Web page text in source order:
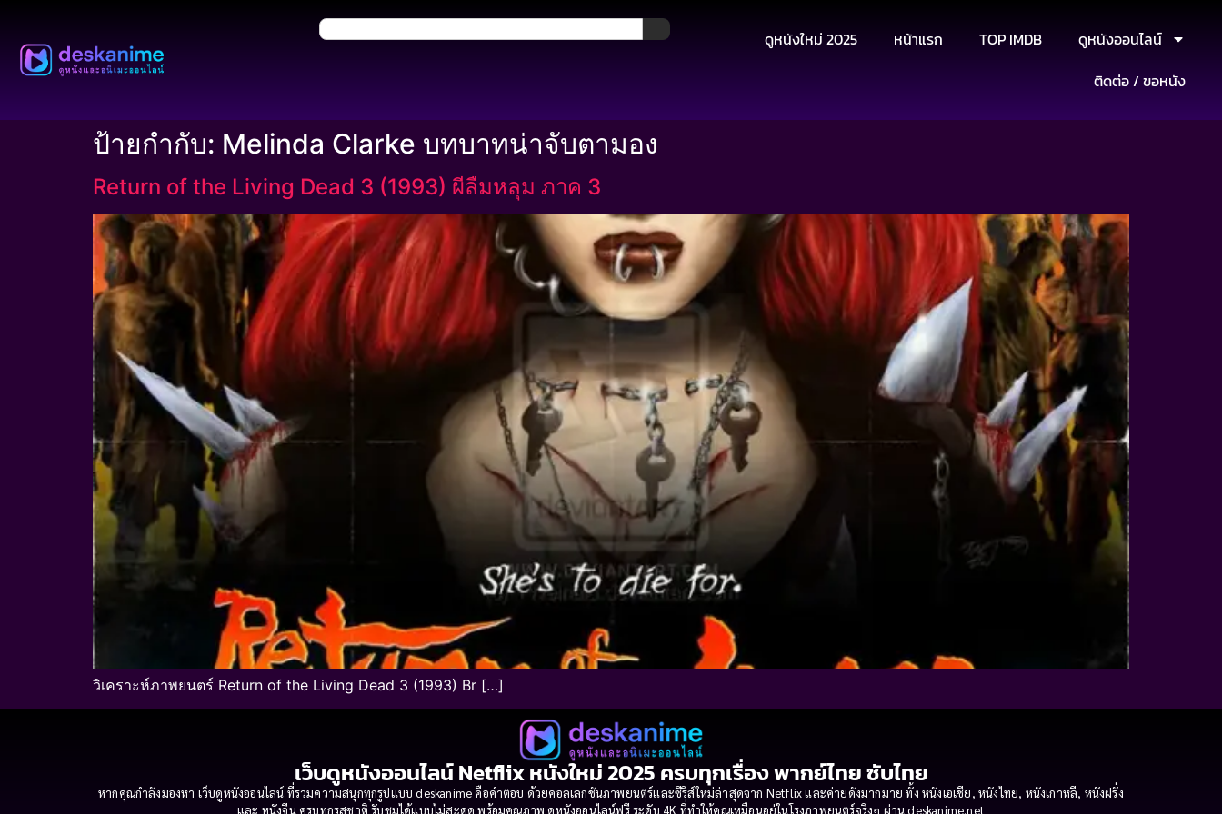
ดูหนังใหม่ 2025 หน้าแรก TOP IMDB
ดูหนังออนไลน์
ติดต่อ / ขอหนัง
ป้ายกำกับ: Melinda Clarke บทบาทน่าจับตามอง
Return of the Living Dead 3 (1993) ผีลืมหลุม ภาค 3
วิเคราะห์ภาพยนตร์ Return of the Living Dead 3 (1993) Br […]
เว็บดูหนังออนไลน์ Netflix หนังใหม่ 2025 ครบทุกเรื่อง พากย์ไทย ซับไทย
หากคุณกำลังมองหา เว็บดูหนังออนไลน์ ที่รวมความสนุกทุกรูปแบบ deskanime คือคำตอบ ด้วยคอลเลกชันภาพยนตร์และซีรีส์ใหม่ล่าสุดจาก Netflix และค่ายดังมากมาย ทั้ง หนังเอเชีย, หนังไทย, หนังเกาหลี, หนังฝรั่ง
และ หนังจีน ครบทุกรสชาติ รับชมได้แบบไม่สะดุด พร้อมคุณภาพ ดูหนังออนไลน์ฟรี ระดับ 4K ที่ทำให้คุณเหมือนอยู่ในโรงภาพยนตร์จริงๆ ผ่าน deskanime.net